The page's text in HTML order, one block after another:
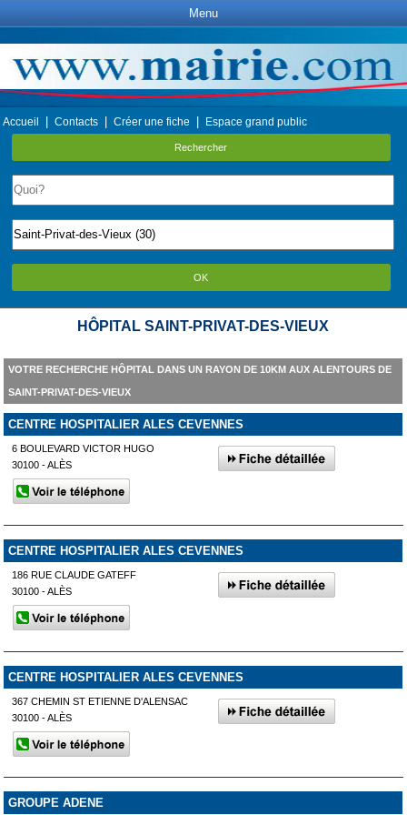
Menu
Accueil Contacts Créer une fiche Espace grand public
Rechercher
OK
HÔPITAL SAINT-PRIVAT-DES-VIEUX
VOTRE RECHERCHE HÔPITAL DANS UN RAYON DE 10KM AUX ALENTOURS DE
SAINT-PRIVAT-DES-VIEUX
CENTRE HOSPITALIER ALES CEVENNES
6 BOULEVARD VICTOR HUGO
30100 - ALÈS
CENTRE HOSPITALIER ALES CEVENNES
186 RUE CLAUDE GATEFF
30100 - ALÈS
CENTRE HOSPITALIER ALES CEVENNES
367 CHEMIN ST ETIENNE D'ALENSAC
30100 - ALÈS
GROUPE ADENE